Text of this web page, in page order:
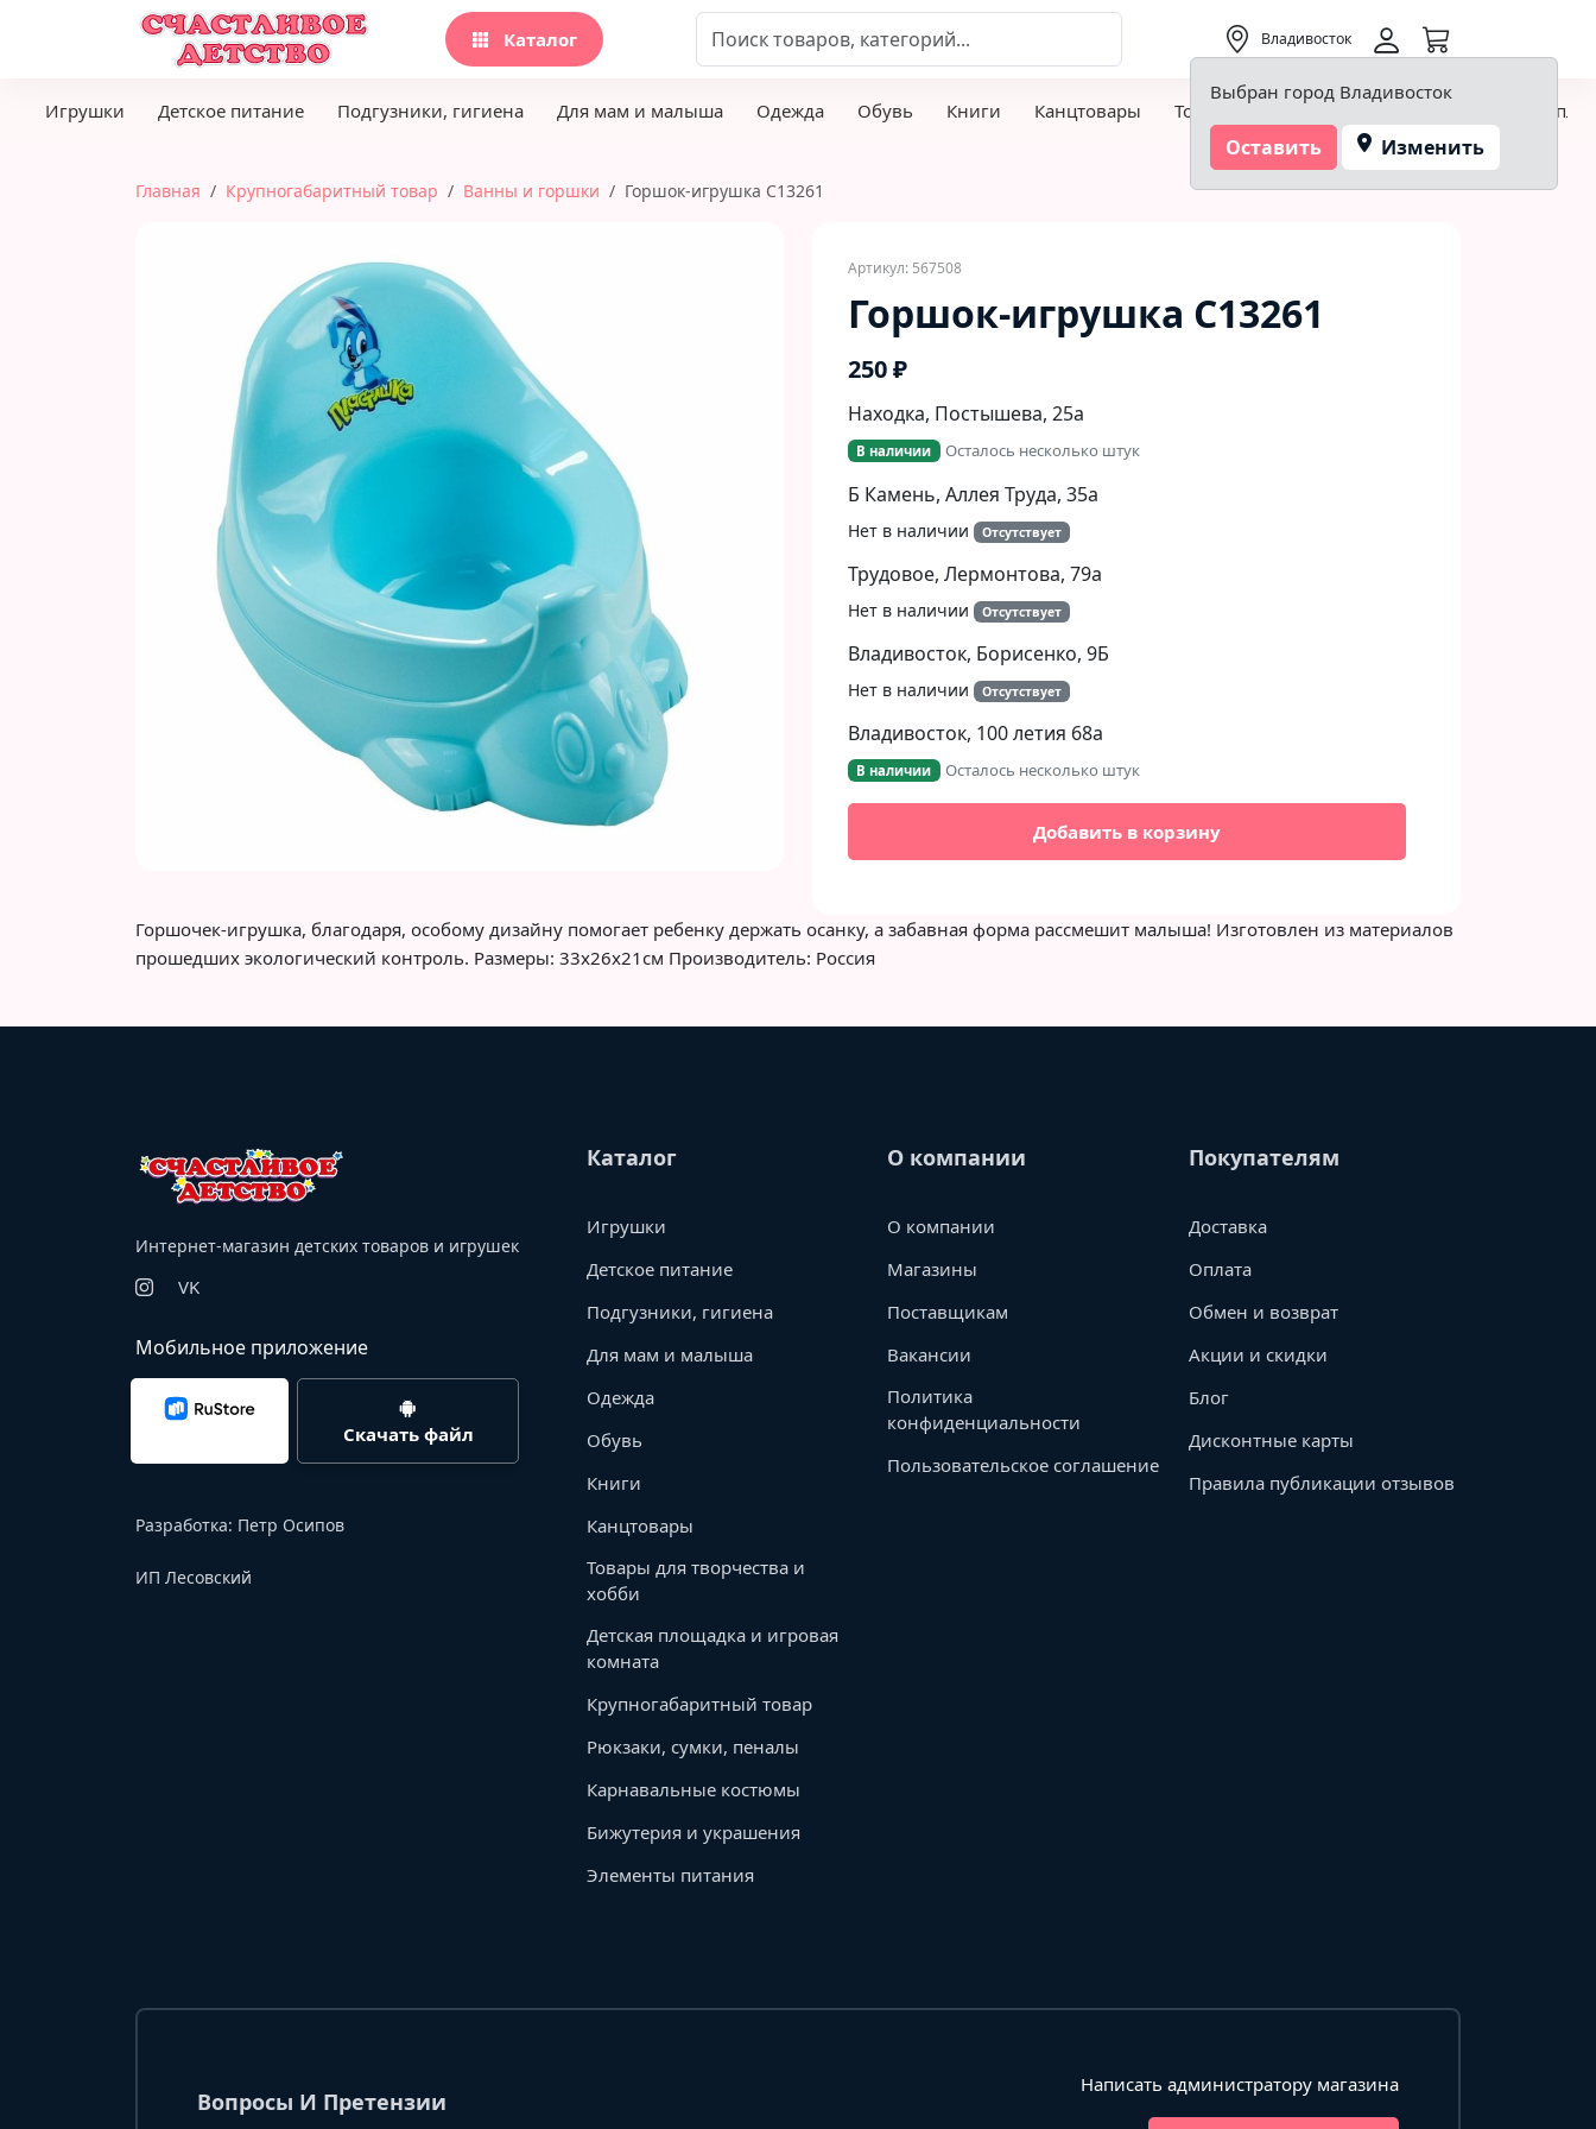
Каталог Владивосток
Выбран город Владивосток
Оставить Изменить
Игрушки Детское питание Подгузники, гигиена Для мам и малыша Одежда Обувь Книги Канцтовары Товары для творчества и хобби Детская
Главная Крупногабаритный товар Ванны и горшки Горшок-игрушка С13261
Артикул: 567508
Горшок-игрушка С13261
250 ₽
Находка, Постышева, 25а
В наличии Осталось несколько штук
Б Камень, Аллея Труда, 35а
Нет в наличии Отсутствует
Трудовое, Лермонтова, 79а
Нет в наличии Отсутствует
Владивосток, Борисенко, 9Б​
Нет в наличии Отсутствует
Владивосток, 100 летия 68а
В наличии Осталось несколько штук
Добавить в корзину
Горшочек-игрушка, благодаря, особому дизайну помогает ребенку держать осанку, а забавная форма рассмешит малыша! Изготовлен из материалов
прошедших экологический контроль. Размеры: 33х26х21см Производитель: Россия
Интернет-магазин детских товаров и игрушек
VK
Мобильное приложение
Скачать файл
Разработка: Петр Осипов
ИП Лесовский
Каталог
Игрушки
Детское питание
Подгузники, гигиена
Для мам и малыша
Одежда
Обувь
Книги
Канцтовары
Товары для творчества и
хобби
Детская площадка и игровая
комната
Крупногабаритный товар
Рюкзаки, сумки, пеналы
Карнавальные костюмы
Бижутерия и украшения
Элементы питания
О компании
О компании
Магазины
Поставщикам
Вакансии
Политика
конфиденциальности
Пользовательское соглашение
Покупателям
Доставка
Оплата
Обмен и возврат
Акции и скидки
Блог
Дисконтные карты
Правила публикации отзывов
Вопросы И Претензии
Написать администратору магазина